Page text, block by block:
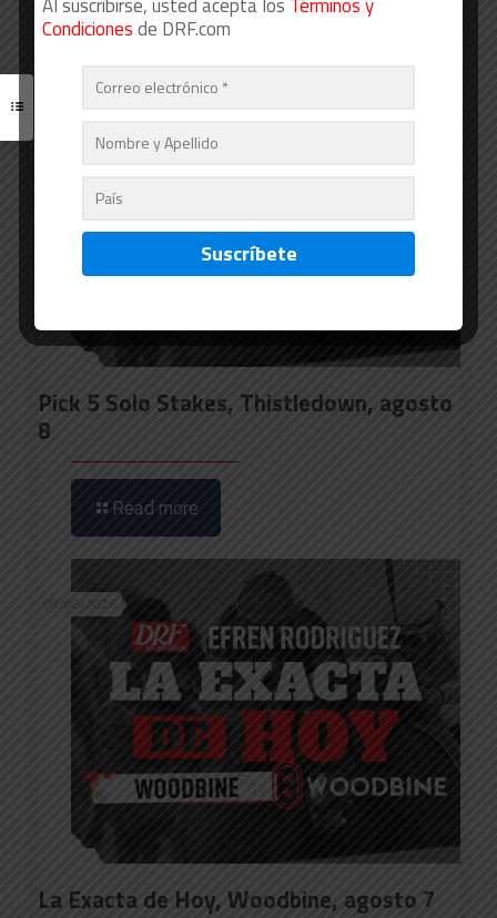
Read more
Pick 5 Solo Stakes, Thistledown, agosto
8
Read more
08/06/2026
La Exacta de Hoy, Woodbine, agosto 7
Condicionesde DRF.com